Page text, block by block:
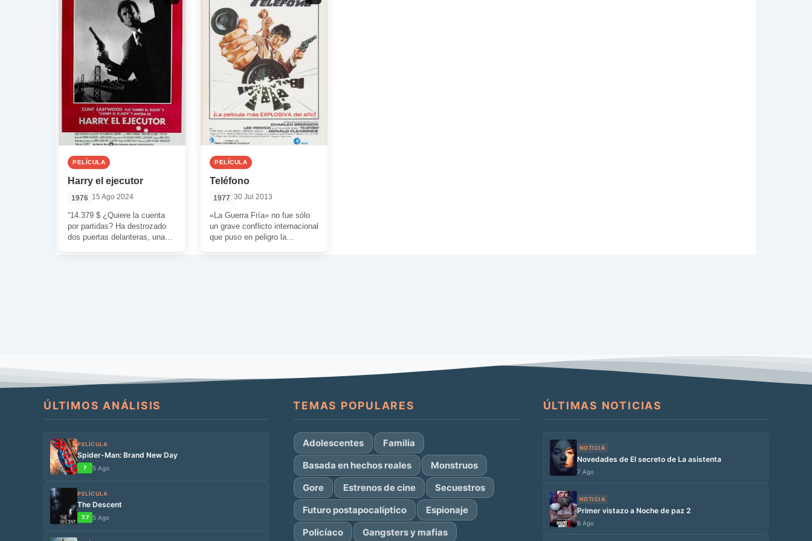
PELÍCULA
Harry el ejecutor
1976 15 Ago 2024
“14.379 $ ¿Quiere la cuenta
por partidas? Ha destrozado
dos puertas delanteras, una
PELÍCULA
Teléfono
1977 30 Jul 2013
«La Guerra Fría» no fue sólo
un grave conflicto internacional
que puso en peligro la
ÚLTIMOS ANÁLISIS
PELÍCULA
Spider-Man: Brand New Day
7 5 Ago
PELÍCULA
The Descent
7.7 5 Ago
TEMAS POPULARES
Adolescentes
Familia
Basada en hechos reales
Monstruos
Gore
Estrenos de cine
Secuestros
Futuro postapocalíptico
Espionaje
Policíaco
Gangsters y mafias
ÚLTIMAS NOTICIAS
NOTICIA
Novedades de El secreto de La asistenta
7 Ago
NOTICIA
Primer vistazo a Noche de paz 2
6 Ago